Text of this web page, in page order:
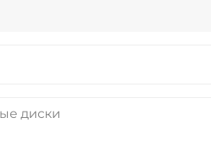
диски